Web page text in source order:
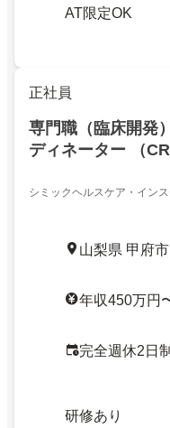
AT限定OK
正社員
専門職（臨床開発
ディネーター （
／医療従事者／看
／医療従事者／診
シミックヘルスケア・イン
山梨県 甲府市
年収450万円
完全週休2日
研修あり